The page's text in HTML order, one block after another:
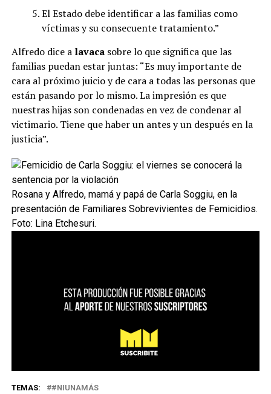
El Estado debe identificar a las familias como
víctimas y su consecuente tratamiento.”
Alfredo dice a lavaca sobre lo que significa que las
familias puedan estar juntas: “Es muy importante de
cara al próximo juicio y de cara a todas las personas que
están pasando por lo mismo. La impresión es que
nuestras hijas son condenadas en vez de condenar al
victimario. Tiene que haber un antes y un después en la
justicia”.
Rosana y Alfredo, mamá y papá de Carla Soggiu, en la
presentación de Familiares Sobrevivientes de Femicidios.
Foto: Lina Etchesuri.
TEMAS: #NIUNAMÁS